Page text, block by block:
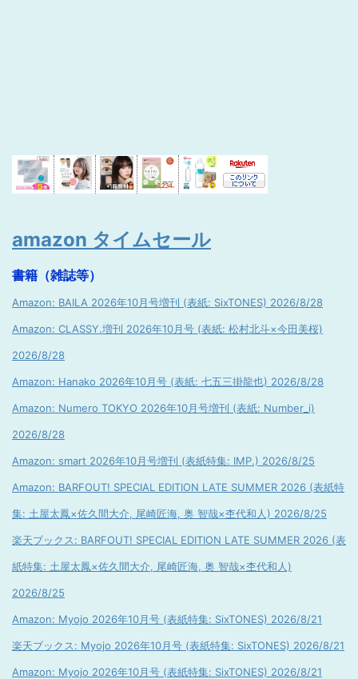
amazon タイムセール
書籍（雑誌等）
Amazon: BAILA 2026年10月号増刊 (表紙: SixTONES) 2026/8/28
Amazon: CLASSY.増刊 2026年10月号 (表紙: 松村北斗×今田美桜)
2026/8/28
Amazon: Hanako 2026年10月号 (表紙: 七五三掛龍也) 2026/8/28
Amazon: Numero TOKYO 2026年10月号増刊 (表紙: Number_i)
2026/8/28
Amazon: smart 2026年10月号増刊 (表紙特集: IMP.) 2026/8/25
Amazon: BARFOUT! SPECIAL EDITION LATE SUMMER 2026 (表紙特
集: 土屋太鳳×佐久間大介, 尾崎匠海, 奥 智哉×杢代和人) 2026/8/25
楽天ブックス: BARFOUT! SPECIAL EDITION LATE SUMMER 2026 (表
紙特集: 土屋太鳳×佐久間大介, 尾崎匠海, 奥 智哉×杢代和人)
2026/8/25
Amazon: Myojo 2026年10月号 (表紙特集: SixTONES) 2026/8/21
楽天ブックス: Myojo 2026年10月号 (表紙特集: SixTONES) 2026/8/21
Amazon: Myojo 2026年10月号 (表紙特集: SixTONES) 2026/8/21